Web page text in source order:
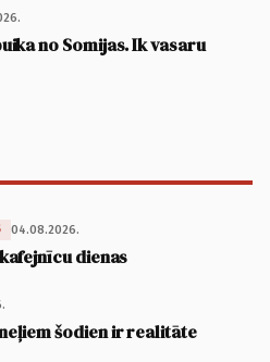
no Somijas. Ik vasaru
04.08.2026.
dienas
šodien ir realitāte